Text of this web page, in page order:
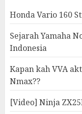
Honda Vario 160
Sejarah Yamaha
Indonesia
Kapan kah VVA
Nmax??
[Video] Ninja